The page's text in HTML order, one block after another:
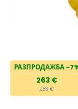
РАЗПРОДАЖБА -
263 €
283 €